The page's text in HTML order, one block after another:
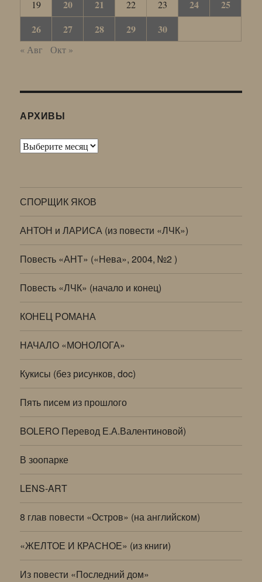
19 20 21 22 23 24
25
26
27 28 29 30
« Авг Окт »
АРХИВЫ
Архивы
СПОРЩИК ЯКОВ
АНТОН и ЛАРИСА (из повести «ЛЧК»)
Повесть «АНТ» («Нева», 2004, №2 )
Повесть «ЛЧК» (начало и конец)
КОНЕЦ РОМАНА
НАЧАЛО «МОНОЛОГА»
Кукисы (без рисунков, doc)
Пять писем из прошлого
BOLERO Перевод Е.А.Валентиновой)
В зоопарке
LENS-ART
8 глав повести «Остров» (на английском)
«ЖЕЛТОЕ И КРАСНОЕ» (из книги)
Из повести «Последний дом»